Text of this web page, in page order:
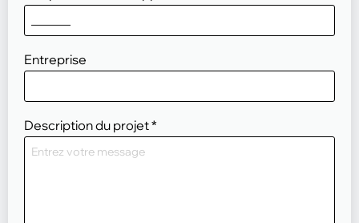
Entreprise
Description du projet*